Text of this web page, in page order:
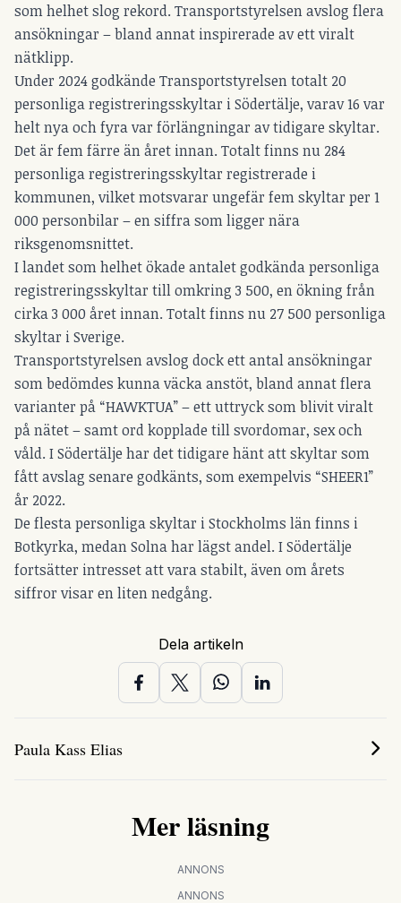
som helhet slog rekord. Transportstyrelsen avslog flera
ansökningar – bland annat inspirerade av ett viralt
nätklipp.
Under 2024 godkände Transportstyrelsen totalt 20
personliga registreringsskyltar i Södertälje, varav 16 var
helt nya och fyra var förlängningar av tidigare skyltar.
Det är fem färre än året innan. Totalt finns nu 284
personliga registreringsskyltar registrerade i
kommunen, vilket motsvarar ungefär fem skyltar per 1
000 personbilar – en siffra som ligger nära
riksgenomsnittet.
I landet som helhet ökade antalet godkända personliga
registreringsskyltar till omkring 3 500, en ökning från
cirka 3 000 året innan. Totalt finns nu 27 500 personliga
skyltar i Sverige.
Transportstyrelsen avslog dock ett antal ansökningar
som bedömdes kunna väcka anstöt, bland annat flera
varianter på “HAWKTUA” – ett uttryck som blivit viralt
på nätet – samt ord kopplade till svordomar, sex och
våld. I Södertälje har det tidigare hänt att skyltar som
fått avslag senare godkänts, som exempelvis “SHEER1”
år 2022.
De flesta personliga skyltar i Stockholms län finns i
Botkyrka, medan Solna har lägst andel. I Södertälje
fortsätter intresset att vara stabilt, även om årets
siffror visar en liten nedgång.
Dela artikeln
Paula Kass Elias
Mer läsning
ANNONS
ANNONS